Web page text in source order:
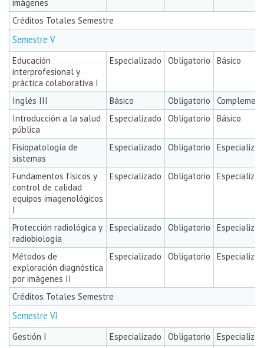
imágenes
Créditos Totales Semestre
Semestre V
Educación
interprofesional y
práctica colaborativa I
Especializado Obligatorio Básico
Inglés III Básico Obligatorio
Introducción a la salud
pública
Especializado Obligatorio Básico
Fisiopatología de
sistemas
Especializado Obligatorio
Fundamentos físicos y
control de calidad
equipos imagenológicos
I
Especializado Obligatorio
Protección radiológica y
radiobiología
Especializado Obligatorio
Métodos de
exploración diagnóstica
por imágenes II
Especializado Obligatorio
Créditos Totales Semestre
Semestre VI
Gestión I Especializado Obligatorio